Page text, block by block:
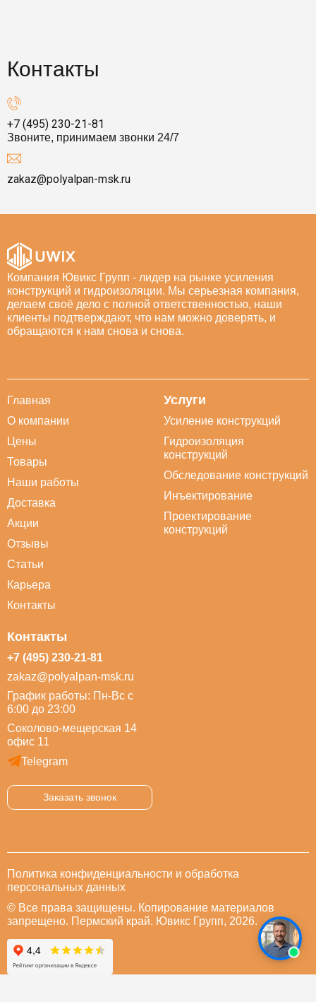
Контакты
+7 (495) 230-21-81
Звоните, принимаем звонки 24/7
zakaz@polyalpan-msk.ru
Компания Ювикс Групп - лидер на рынке усиления
конструкций и гидроизоляции. Мы серьезная компания,
делаем своё дело с полной ответственностью, наши
клиенты подтверждают, что нам можно доверять, и
обращаются к нам снова и снова.
Главная
О компании
Цены
Товары
Наши работы
Доставка
Акции
Отзывы
Статьи
Карьера
Контакты
Услуги
Усиление конструкций
Гидроизоляция
конструкций
Обследование конструкций
Инъектирование
Проектирование
конструкций
Контакты
+7 (495) 230-21-81
zakaz@polyalpan-msk.ru
График работы: Пн-Вс с
6:00 до 23:00
Соколово-мещерская 14
офис 11
Telegram
Заказать звонок
Политика конфиденциальности и обработка
персональных данных
© Все права защищены. Копирование материалов
запрещено. Пермский край. Ювикс Групп, 2026.